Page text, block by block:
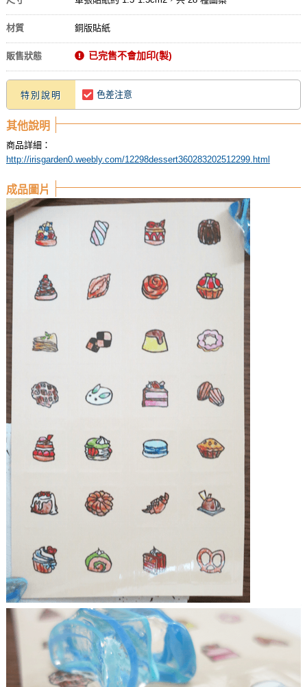
材質 銅版貼紙
販售狀態 已完售不會加印(製)
特別說明 色差注意
其他說明
商品詳細：
http://irisgarden0.weebly.com/12298dessert360283202512299.html
成品圖片